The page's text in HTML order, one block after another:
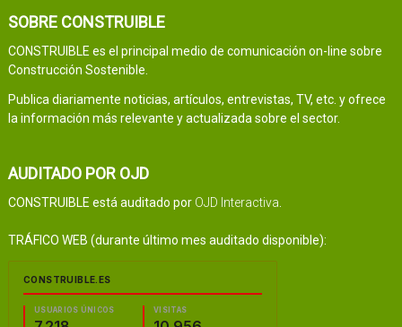
SOBRE CONSTRUIBLE
CONSTRUIBLE es el principal medio de comunicación on-line sobre
Construcción Sostenible.
Publica diariamente noticias, artículos, entrevistas, TV, etc. y ofrece
la información más relevante y actualizada sobre el sector.
AUDITADO POR OJD
CONSTRUIBLE está auditado por OJD Interactiva.
TRÁFICO WEB (durante último mes auditado disponible):